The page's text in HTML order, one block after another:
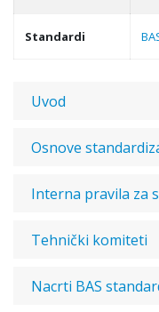
Standardi
Uvod
Osnove
Interna pravila za
Tehnički komiteti
Nacrti BAS